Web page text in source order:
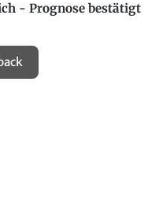
- Prognose bestätigt